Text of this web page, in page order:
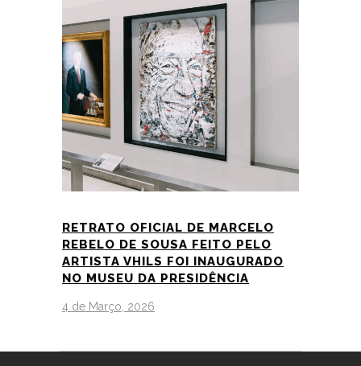
RETRATO OFICIAL DE MARCELO
REBELO DE SOUSA FEITO PELO
ARTISTA VHILS FOI INAUGURADO
NO MUSEU DA PRESIDÊNCIA
4 de Março, 2026